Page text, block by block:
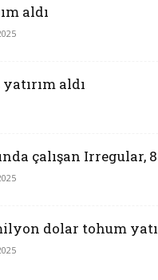
aldı
aldı
çalışan Irregular,
dolar tohum